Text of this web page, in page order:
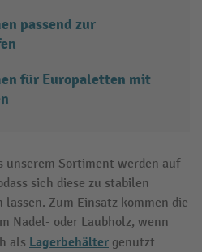
passend zur
für Europaletten mit
unserem Sortiment werden auf
sich diese zu stabilen
Zum Einsatz kommen die
Nadel- oder Laubholz, wenn
als Lagerbehälter genutzt